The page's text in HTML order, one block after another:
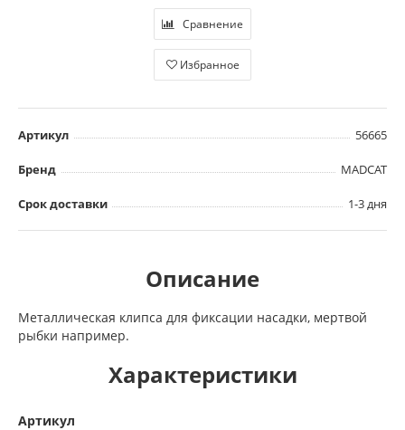
Сравнение
Избранное
Артикул 56665
Бренд MADCAT
Срок доставки 1-3 дня
Описание
Металлическая клипса для фиксации насадки, мертвой
рыбки например.
Характеристики
Артикул